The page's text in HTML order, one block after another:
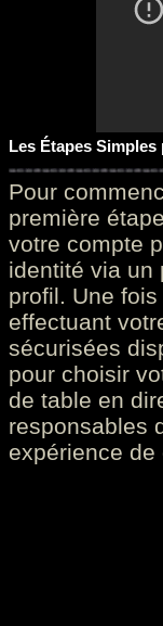
Les Étapes
Pour
première
votre compte
identité via un
profil. Une
effectuant
sécurisées
pour choisir
de table en
responsables
expérience